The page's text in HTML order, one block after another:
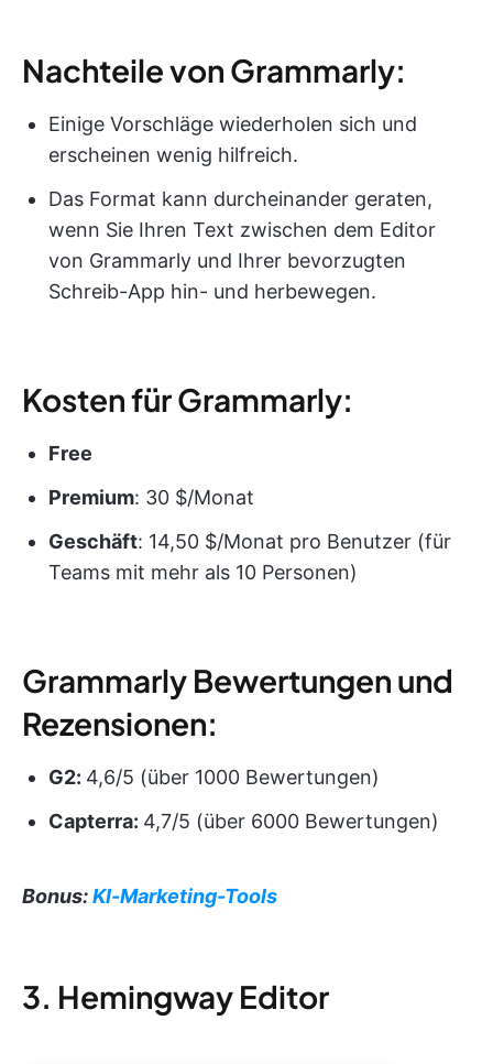
Nachteile von Grammarly:
Einige Vorschläge wiederholen sich und
erscheinen wenig hilfreich.
Das Format kann durcheinander geraten,
wenn Sie Ihren Text zwischen dem Editor
von Grammarly und Ihrer bevorzugten
Schreib-App hin- und herbewegen.
Kosten für Grammarly:
Free
Premium: 30 $/Monat
Geschäft: 14,50 $/Monat pro Benutzer (für
Teams mit mehr als 10 Personen)
Grammarly Bewertungen und
Rezensionen:
G2: 4,6/5 (über 1000 Bewertungen)
Capterra: 4,7/5 (über 6000 Bewertungen)
Bonus:KI-Marketing-Tools
3. Hemingway Editor